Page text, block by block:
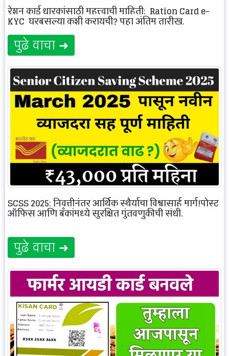
रेशन कार्ड धारकांसाठी महत्त्वाची माहिती: Ration Card e-
KYC घरबसल्या कशी करायची? पहा अंतिम तारीख‌‌.
पुढे वाचा ➜
SCSS 2025: निवृत्तीनंतर आर्थिक स्थैर्याचा विश्वासार्ह मार्ग!पोस्ट
ऑफिस आणि बँकांमध्ये सुरक्षित गुंतवणुकीची संधी.
पुढे वाचा ➜